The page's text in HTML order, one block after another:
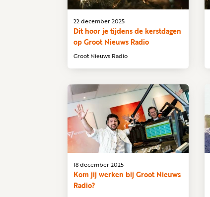
Groot Nieuws Radio
Dit hoor je tijdens de kerstdagen
op Groot Nieuws Radio
22 december 2025
Kom jij werken bij Groot Nieuws
Radio?
18 december 2025